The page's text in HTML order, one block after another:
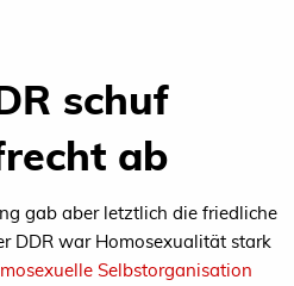
schuf
ab
gab aber letztlich die friedliche
DDR war Homosexualität stark
Selbstorganisation